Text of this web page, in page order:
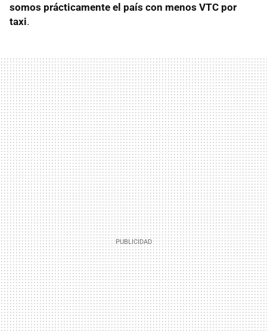
somos prácticamente el país con menos VTC por
taxi.